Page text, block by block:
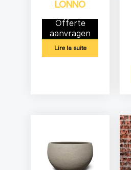
LONNO
Offerte
aanvragen
Lire la suite